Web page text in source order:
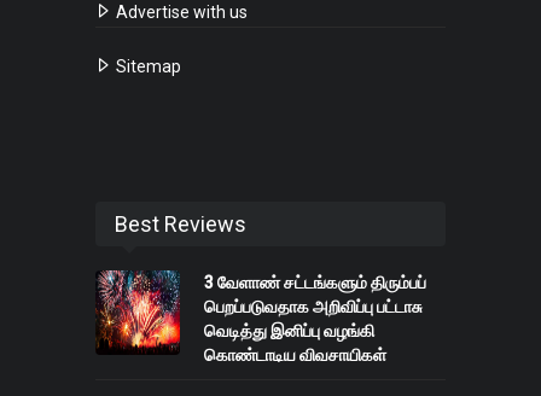
Advertise with us
Sitemap
Best Reviews
3 வேளாண் சட்டங்களும் திரும்பப்
பெறப்படுவதாக அறிவிப்பு பட்டாசு
வெடித்து இனிப்பு வழங்கி
கொண்டாடிய விவசாயிகள்